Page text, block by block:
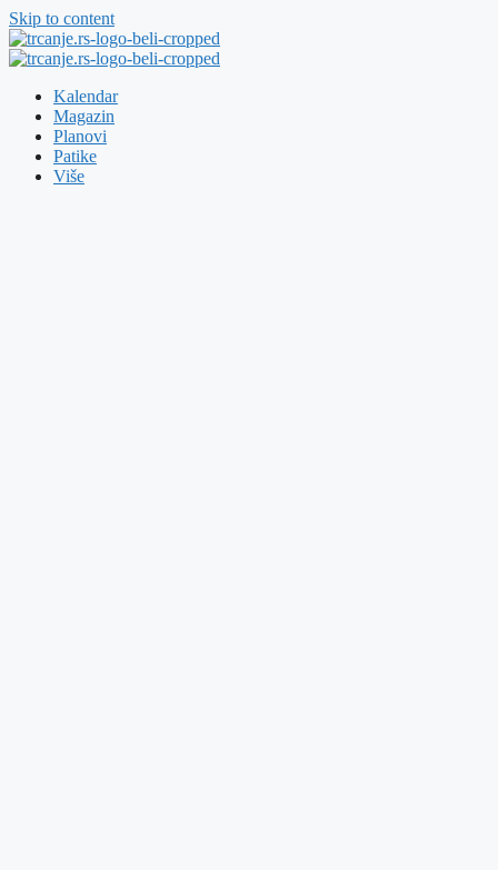
Skip to content
Kalendar
Magazin
Planovi
Patike
Više